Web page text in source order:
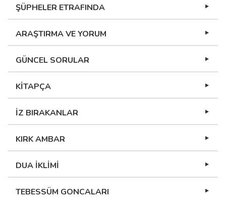
ŞÜPHELER ETRAFINDA
ARAŞTIRMA VE YORUM
GÜNCEL SORULAR
KİTAPÇA
İZ BIRAKANLAR
KIRK AMBAR
DUA İKLİMİ
TEBESSÜM GONCALARI